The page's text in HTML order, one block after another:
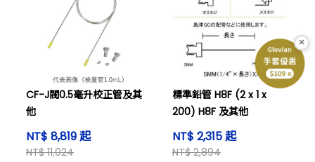
CF-J閥0.5毫升校正管及其
他
NT$ 8,819 起
NT$ 11,024
標準鉛管 H8F (2 x 1 x
200) H8F 及其他
NT$ 2,315 起
NT$ 2,894
×